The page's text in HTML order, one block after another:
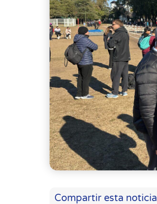
Compartir esta noticia